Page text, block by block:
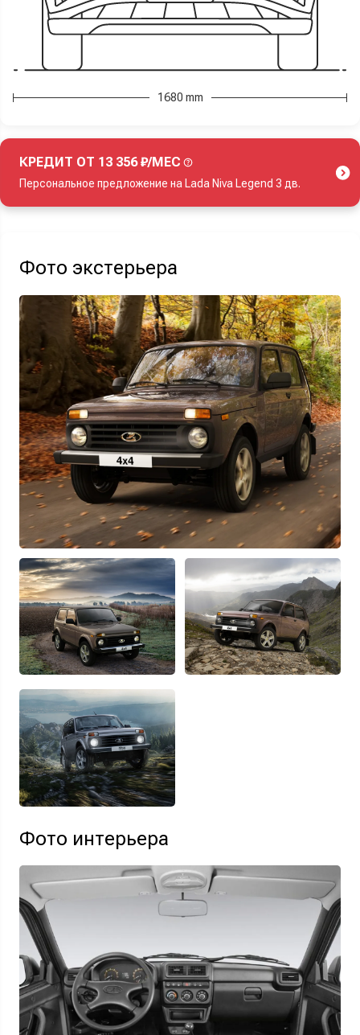
1680 mm
КРЕДИТ ОТ 13 356 ₽/МЕС
Персональное предложение на Lada Niva Legend 3 дв.
Узнать выгоду
Отправляя данную форму Вы даетесогласие на обработкусвоих
персональных данных
Фото экстерьера
Фото интерьера